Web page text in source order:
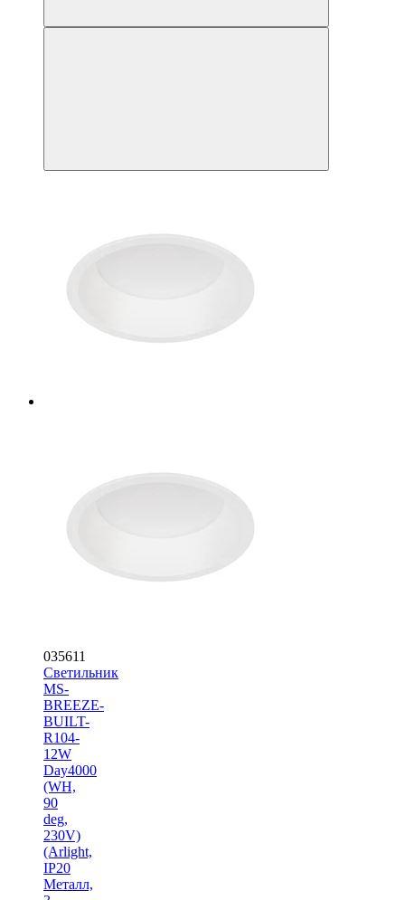
035611
Светильник
MS-
BREEZE-
BUILT-
R104-
12W
Day4000
(WH,
90
deg,
230V)
(Arlight,
IP20
Металл,